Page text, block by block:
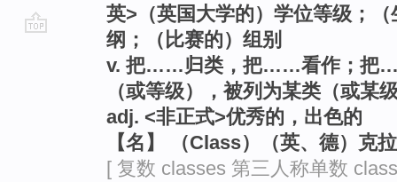
英>（英国大学的）学位等级；
纲；（比赛的）组别
v. 把……归类，把……看作；把
（或等级），被列为某类（或某
adj. <非正式>优秀的，出色的
【名】 （Class）（英、德）克
[ 复数 classes 第三人称单数